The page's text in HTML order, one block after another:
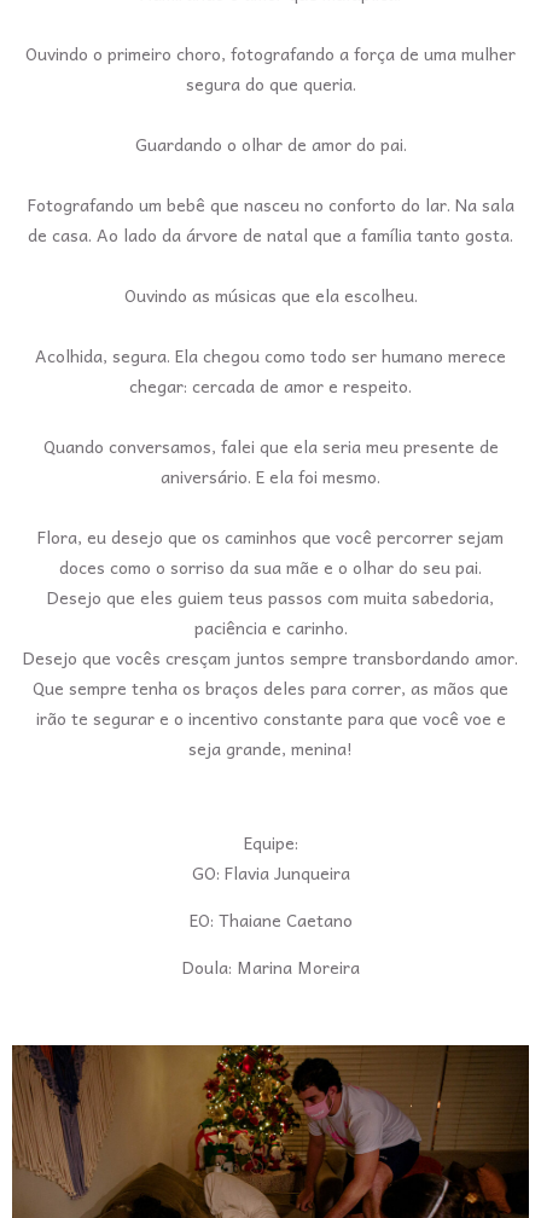
Ouvindo o primeiro choro, fotografando a força de uma mulher
segura do que queria.
Guardando o olhar de amor do pai.
Fotografando um bebê que nasceu no conforto do lar. Na sala
de casa. Ao lado da árvore de natal que a família tanto gosta.
Ouvindo as músicas que ela escolheu.
Acolhida, segura. Ela chegou como todo ser humano merece
chegar: cercada de amor e respeito.
Quando conversamos, falei que ela seria meu presente de
aniversário. E ela foi mesmo.
Flora, eu desejo que os caminhos que você percorrer sejam
doces como o sorriso da sua mãe e o olhar do seu pai.
Desejo que eles guiem teus passos com muita sabedoria,
paciência e carinho.
Desejo que vocês cresçam juntos sempre transbordando amor.
Que sempre tenha os braços deles para correr, as mãos que
irão te segurar e o incentivo constante para que você voe e
seja grande, menina!
Equipe:
GO: Flavia Junqueira
EO: Thaiane Caetano
Doula: Marina Moreira